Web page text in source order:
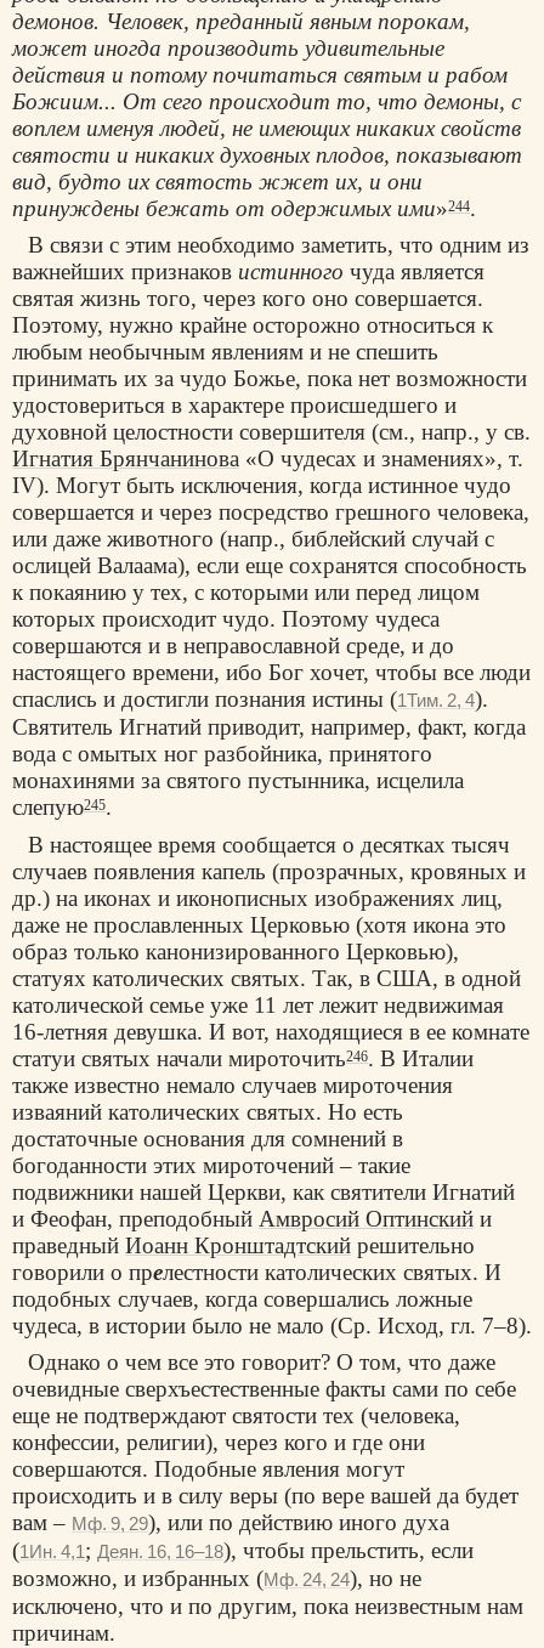
демонов. Человек, преданный явным порокам,
может иногда производить удивительные
действия и потому почитаться святым и рабом
Божиим... От сего происходит то, что демоны, с
воплем именуя людей, не имеющих никаких свойств
святости и никаких духовных плодов, показывают
вид, будто их святость жжет их, и они
принуждены бежать от одержимых ими»244.
В связи с этим необходимо заметить, что одним из
важнейших признаков истинного чуда является
святая жизнь того, через кого оно совершается.
Поэтому, нужно крайне осторожно относиться к
любым необычным явлениям и не спешить
принимать их за чудо Божье, пока нет возможности
удостовериться в характере происшедшего и
духовной целостности совершителя (см., напр., у св.
Игнатия Брянчанинова «О чудесах и знамениях», т.
IV). Могут быть исключения, когда истинное чудо
совершается и через посредство грешного человека,
или даже животного (напр., библейский случай с
ослицей Валаама), если еще сохранятся способность
к покаянию у тех, с которыми или перед лицом
которых происходит чудо. Поэтому чудеса
совершаются и в неправославной среде, и до
настоящего времени, ибо Бог хочет, чтобы все люди
спаслись и достигли познания истины (1Тим. 2, 4).
Святитель Игнатий приводит, например, факт, когда
вода с омытых ног разбойника, принятого
монахинями за святого пустынника, исцелила
слепую245.
В настоящее время сообщается о десятках тысяч
случаев появления капель (прозрачных, кровяных и
др.) на иконах и иконописных изображениях лиц,
даже не прославленных Церковью (хотя икона это
образ только канонизированного Церковью),
статуях католических святых. Так, в США, в одной
католической семье уже 11 лет лежит недвижимая
16-летняя девушка. И вот, находящиеся в ее комнате
статуи святых начали мироточить246. В Италии
также известно немало случаев мироточения
изваяний католических святых. Но есть
достаточные основания для сомнений в
богоданности этих мироточений – такие
подвижники нашей Церкви, как святители Игнатий
и Феофан, преподобный Амвросий Оптинский и
праведный Иоанн Кронштадтский решительно
говорили о прелестности католических святых. И
подобных случаев, когда совершались ложные
чудеса, в истории было не мало (Ср. Исход, гл. 7–8).
Однако о чем все это говорит? О том, что даже
очевидные сверхъестественные факты сами по себе
еще не подтверждают святости тех (человека,
конфессии, религии), через кого и где они
совершаются. Подобные явления могут
происходить и в силу веры (по вере вашей да будет
вам – Мф. 9, 29), или по действию иного духа
(1Ин. 4,1; Деян. 16, 16–18), чтобы прельстить, если
возможно, и избранных (Мф. 24, 24), но не
исключено, что и по другим, пока неизвестным нам
причинам.